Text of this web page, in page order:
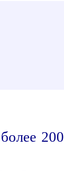
200